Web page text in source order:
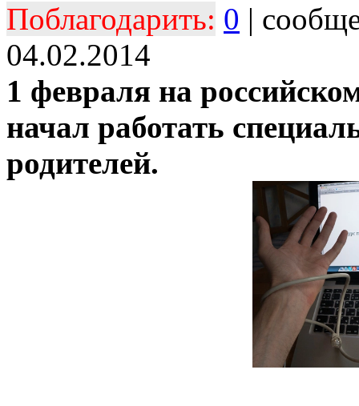
Поблагодарить: 0 |
04.02.2014
1 февраля на
начал работать
родителей.